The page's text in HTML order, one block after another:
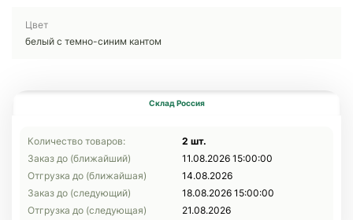
Цвет
белый с темно-синим кантом
Склад Россия
Количество товаров:
2 шт.
Заказ до (ближайший)
11.08.2026 15:00:00
Отгрузка до (ближайшая)
14.08.2026
Заказ до (следующий)
18.08.2026 15:00:00
Отгрузка до (следующая)
21.08.2026